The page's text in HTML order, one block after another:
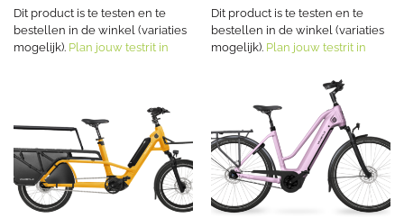
€2.799,00.€2.299,00.
Dit product is te testen en te
bestellen in de winkel (variaties
mogelijk). Plan jouw testrit in
€2.799,00.
Dit product is te testen en te
bestellen in de winkel (variaties
mogelijk). Plan jouw testrit in